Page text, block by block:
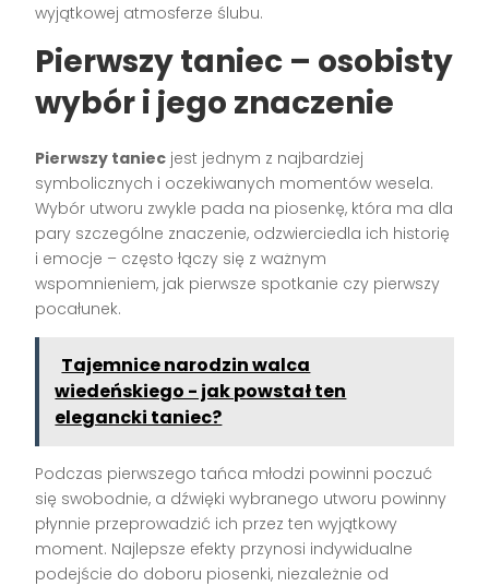
wyjątkowej atmosferze ślubu.
Pierwszy taniec – osobisty
wybór i jego znaczenie
Pierwszy taniec jest jednym z najbardziej
symbolicznych i oczekiwanych momentów wesela.
Wybór utworu zwykle pada na piosenkę, która ma dla
pary szczególne znaczenie, odzwierciedla ich historię
i emocje – często łączy się z ważnym
wspomnieniem, jak pierwsze spotkanie czy pierwszy
pocałunek.
Tajemnice narodzin walca
wiedeńskiego - jak powstał ten
elegancki taniec?
Podczas pierwszego tańca młodzi powinni poczuć
się swobodnie, a dźwięki wybranego utworu powinny
płynnie przeprowadzić ich przez ten wyjątkowy
moment. Najlepsze efekty przynosi indywidualne
podejście do doboru piosenki, niezależnie od